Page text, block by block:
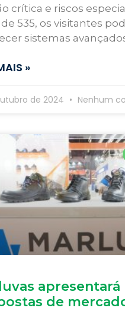
crítica e riscos
535, os visitantes
sistemas
»
de 2024 Nenhum
apresentará
de